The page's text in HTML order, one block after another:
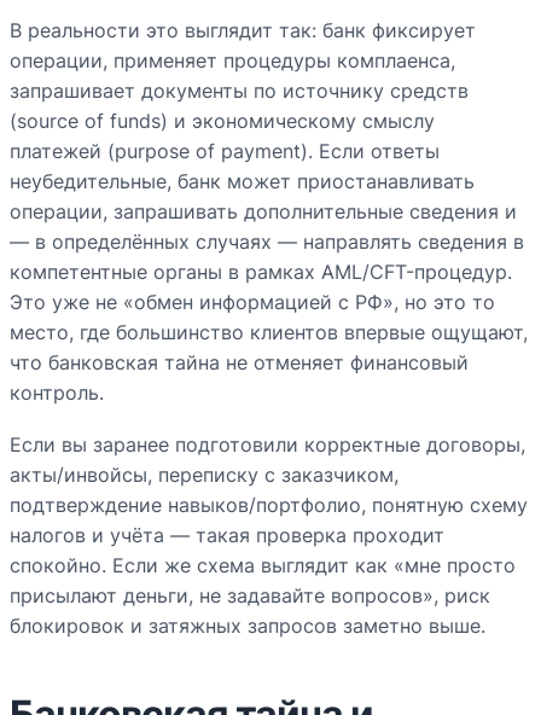
В реальности это выглядит так: банк фиксирует
операции, применяет процедуры комплаенса,
запрашивает документы по источнику средств
(source of funds) и экономическому смыслу
платежей (purpose of payment). Если ответы
неубедительные, банк может приостанавливать
операции, запрашивать дополнительные сведения и
— в определённых случаях — направлять сведения в
компетентные органы в рамках AML/CFT-процедур.
Это уже не «обмен информацией с РФ», но это то
место, где большинство клиентов впервые ощущают,
что банковская тайна не отменяет финансовый
контроль.
Если вы заранее подготовили корректные договоры,
акты/инвойсы, переписку с заказчиком,
подтверждение навыков/портфолио, понятную схему
налогов и учёта — такая проверка проходит
спокойно. Если же схема выглядит как «мне просто
присылают деньги, не задавайте вопросов», риск
блокировок и затяжных запросов заметно выше.